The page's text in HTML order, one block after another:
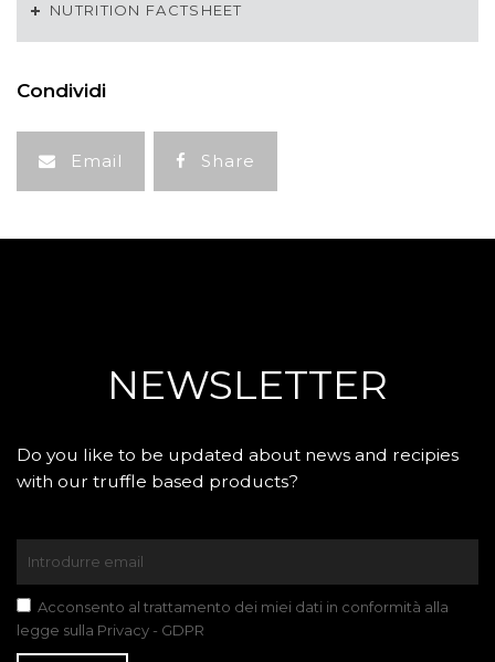
NUTRITION FACTSHEET
Condividi
Email Share
NEWSLETTER
Do you like to be updated about news and recipies
with our truffle based products?
Acconsento al trattamento dei miei dati in conformità alla
legge sulla Privacy - GDPR